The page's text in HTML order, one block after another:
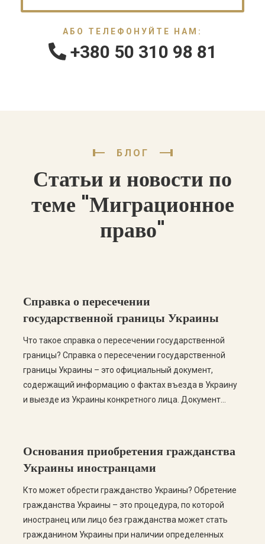
АБО ТЕЛЕФОНУЙТЕ НАМ:
+380 50 310 98 81
БЛОГ
Статьи и новости по
теме "Миграционное
право"
Справка о пересечении
государственной границы Украины
Что такое справка о пересечении государственной
границы? Справка о пересечении государственной
границы Украины – это официальный документ,
содержащий информацию о фактах въезда в Украину
и выезде из Украины конкретного лица. Документ
для подтверждения пребывания лица на территории
Украины или […]
Основания приобретения гражданства
Украины иностранцами
Кто может обрести гражданство Украины? Обретение
гражданства Украины – это процедура, по которой
иностранец или лицо без гражданства может стать
гражданином Украины при наличии определенных